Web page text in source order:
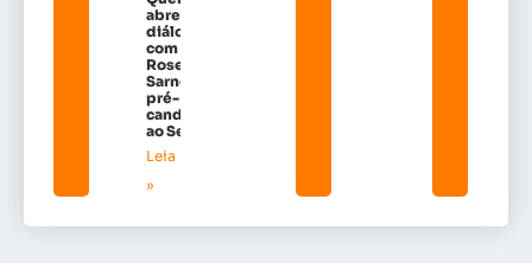
abre
diálogo
com
Rosena
Sarney,
pré-
candidata
ao Sena
Leia mais
»